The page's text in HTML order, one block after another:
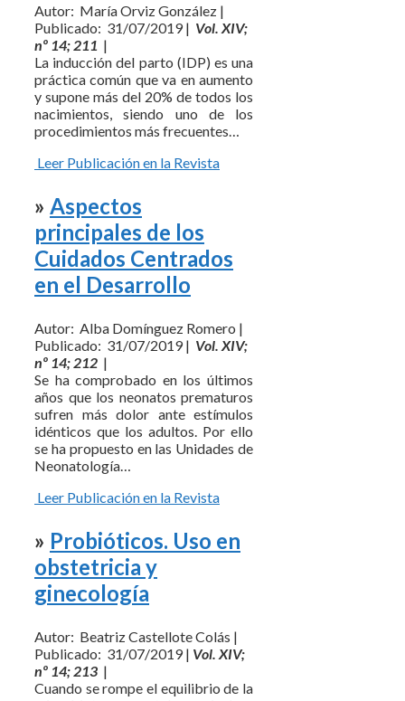
Autor: María Orviz González |
Publicado: 31/07/2019 | Vol. XIV;
nº 14; 211 |
La inducción del parto (IDP) es una
práctica común que va en aumento
y supone más del 20% de todos los
nacimientos, siendo uno de los
procedimientos más frecuentes…
Leer Publicación en la Revista
» Aspectos
principales de los
Cuidados Centrados
en el Desarrollo
Autor: Alba Domínguez Romero |
Publicado: 31/07/2019 | Vol. XIV;
nº 14; 212 |
Se ha comprobado en los últimos
años que los neonatos prematuros
sufren más dolor ante estímulos
idénticos que los adultos. Por ello
se ha propuesto en las Unidades de
Neonatología…
Leer Publicación en la Revista
» Probióticos. Uso en
obstetricia y
ginecología
Autor: Beatriz Castellote Colás |
Publicado: 31/07/2019 | Vol. XIV;
nº 14; 213 |
Cuando se rompe el equilibrio de la